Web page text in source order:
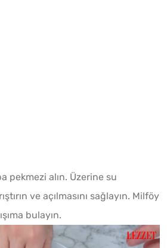
pekmezi alın. Üzerine su
ve açılmasını sağlayın. Milföy
bulayın.